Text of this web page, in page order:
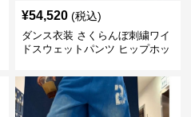
¥54,520 (税込)
ダンス衣装 さくらんぼ刺繍ワイ
ドスウェットパンツ ヒップホッ